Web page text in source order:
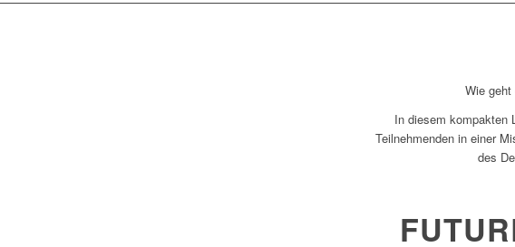
Wie
In diesem kompakten
Teilnehmenden in einer
des